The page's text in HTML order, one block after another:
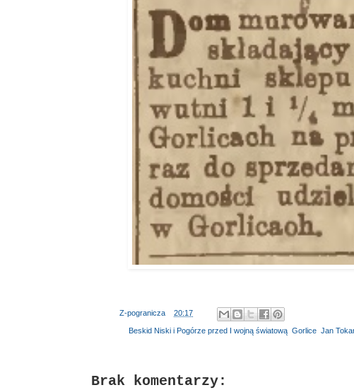
Z-pogranicza 20:17
Beskid Niski i Pogórze przed I wojną światową Gorlice Jan
Brak komentarzy: